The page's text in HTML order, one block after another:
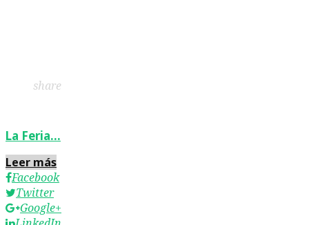
share
La Feria…
Leer más
Facebook
Twitter
Google+